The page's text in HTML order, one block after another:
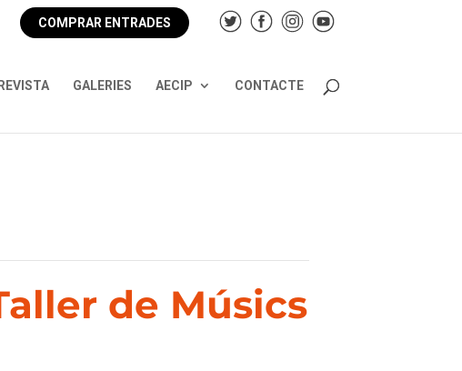
COMPRAR ENTRADES
REVISTA GALERIES AECIP CONTACTE
de Músics